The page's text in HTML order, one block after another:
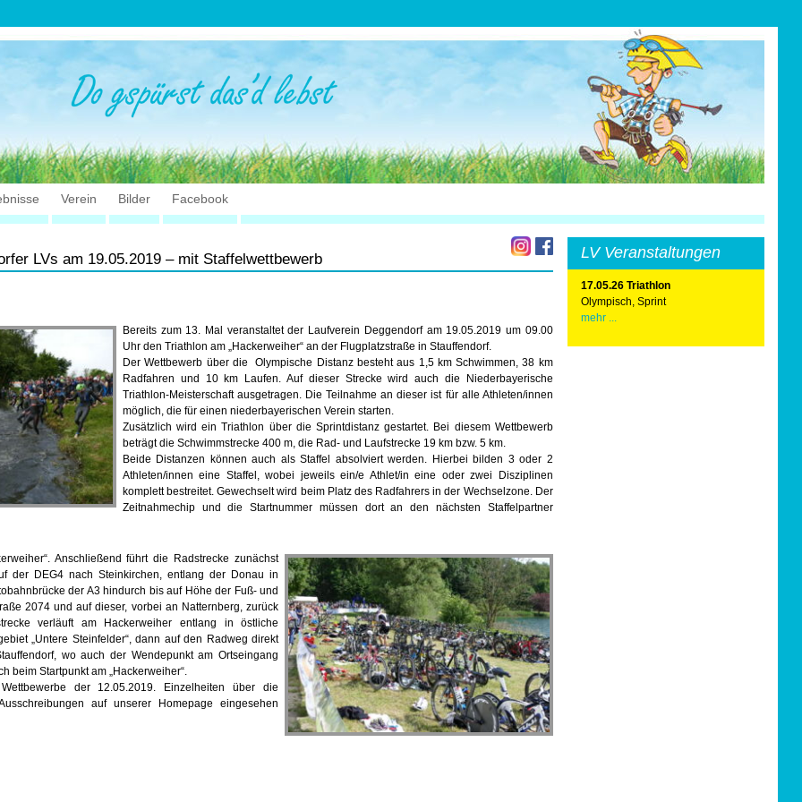
Verein Bilder Facebook
LVs am 19.05.2019 – mit Staffelwettbewerb
Bereits zum 13. Mal veranstaltet der Laufverein Deggendorf am 19.05.2019 um 09.00
Uhr den Triathlon am „Hackerweiher“ an der Flugplatzstraße in Stauffendorf.
Der Wettbewerb über die Olympische Distanz besteht aus 1,5 km Schwimmen, 38 km
Radfahren und 10 km Laufen. Auf dieser Strecke wird auch die Niederbayerische
Triathlon-Meisterschaft ausgetragen. Die Teilnahme an dieser ist für alle Athleten/innen
möglich, die für einen niederbayerischen Verein starten.
Zusätzlich wird ein Triathlon über die Sprintdistanz gestartet. Bei diesem Wettbewerb
beträgt die Schwimmstrecke 400 m, die Rad- und Laufstrecke 19 km bzw. 5 km.
Beide Distanzen können auch als Staffel absolviert werden. Hierbei bilden 3 oder 2
Athleten/innen eine Staffel, wobei jeweils ein/e Athlet/in eine oder zwei Disziplinen
komplett bestreitet. Gewechselt wird beim Platz des Radfahrers in der Wechselzone. Der
Zeitnahmechip und die Startnummer müssen dort an den nächsten Staffelpartner
Anschließend führt die Radstrecke zunächst
der DEG4 nach Steinkirchen, entlang der Donau in
der A3 hindurch bis auf Höhe der Fuß- und
2074 und auf dieser, vorbei an Natternberg, zurück
verläuft am Hackerweiher entlang in östliche
„Untere Steinfelder“, dann auf den Radweg direkt
wo auch der Wendepunkt am Ortseingang
beim Startpunkt am „Hackerweiher“.
der 12.05.2019. Einzelheiten über die
auf unserer Homepage eingesehen
LV Veranstaltungen
17.05.26 Triathlon
Olympisch, Sprint
mehr ...